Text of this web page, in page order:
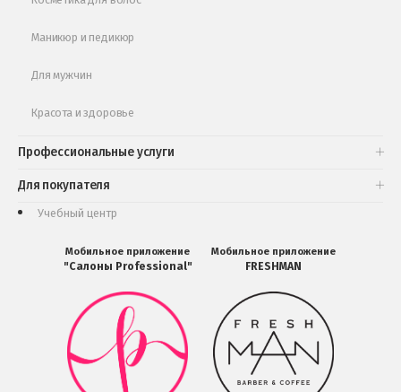
Маникюр и педикюр
Для мужчин
Красота и здоровье
Профессиональные услуги
Для покупателя
Учебный центр
Мобильное приложение
"Салоны Professional"
Мобильное
приложение
Салоны
Professional
загрузить
в
Google
Мобильное приложение
FRESHMAN
Мобильное
приложение
FRESHMAN
в
Google
Play